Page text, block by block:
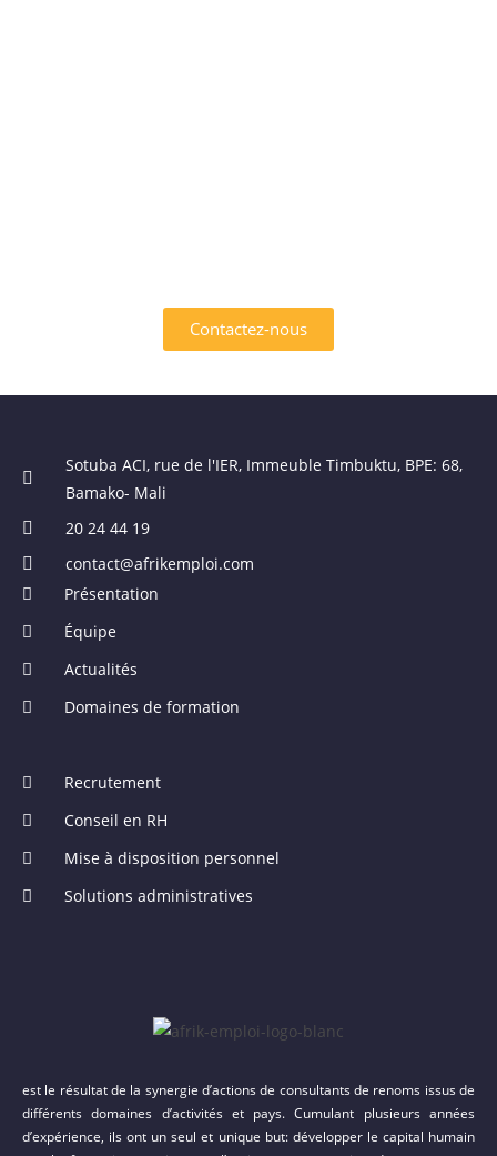
Contactez-nous
Sotuba ACI, rue de l'IER, Immeuble Timbuktu, BPE: 68,
Bamako- Mali
20 24 44 19
contact@afrikemploi.com
Présentation
Équipe
Actualités
Domaines de formation
Recrutement
Conseil en RH
Mise à disposition personnel
Solutions administratives
est le résultat de la synergie d’actions de consultants de renoms issus de
différents domaines d’activités et pays. Cumulant plusieurs années
d’expérience, ils ont un seul et unique but: développer le capital humain